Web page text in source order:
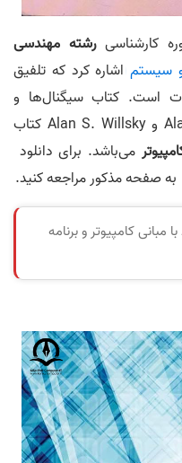
کارشناسیرشته مهندسی
سیستماشاره کرد که تلفیق
است. کتاب سیگنال‌ها و
سیستم‌ها نوشته Alan V. Oppenheim و Alan S. Willsky کتاب
می‌باشد. برای دانلود
به صفحه مذکور مراجعه کنید.
مبانی کامپیوتر و برنامه